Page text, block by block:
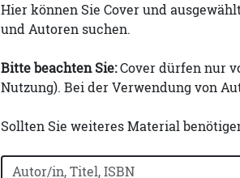
Hier können Sie Cover und
und Autoren suchen.
Bitte beachten Sie:Cover dürfen nur
Nutzung). Bei der Verwendung von
Sollten Sie weiteres Material
Bücher nach Buchtitel, Autorennamen